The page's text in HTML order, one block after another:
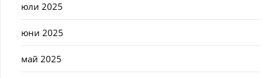
юли 2025
юни 2025
май 2025